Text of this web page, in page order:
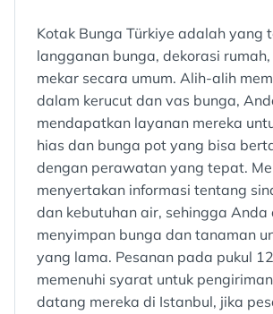
Kotak Bunga Türkiye adalah yang
langganan bunga, dekorasi
mekar secara umum. Alih-alih
dalam kerucut dan vas bunga,
mendapatkan layanan mereka
hias dan bunga pot yang bisa
dengan perawatan yang tepat.
menyertakan informasi tentang
dan kebutuhan air, sehingga
menyimpan bunga dan tanaman
yang lama. Pesanan pada pukul
memenuhi syarat untuk
datang mereka di Istanbul, jika